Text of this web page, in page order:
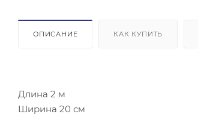
ОПИСАНИЕ КАК КУПИТЬ
Длина 2 м
Ширина 20 см